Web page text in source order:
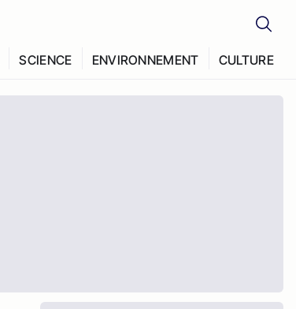
SCIENCE ENVIRONNEMENT CULTURE